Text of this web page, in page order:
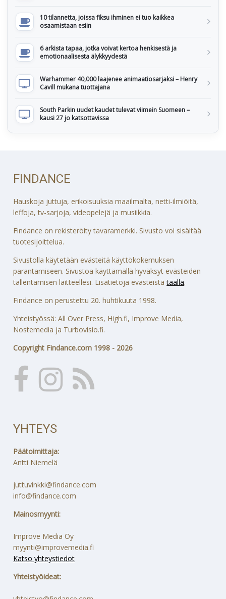
10 tilannetta, joissa fiksu ihminen ei tuo kaikkea
osaamistaan esiin
6 arkista tapaa, jotka voivat kertoa henkisestä ja
emotionaalisesta älykkyydestä
Warhammer 40,000 laajenee animaatiosarjaksi – Henry
Cavill mukana tuottajana
South Parkin uudet kaudet tulevat viimein Suomeen –
kausi 27 jo katsottavissa
FINDANCE
Hauskoja juttuja, erikoisuuksia maailmalta, netti-ilmiöitä,
leffoja, tv-sarjoja, videopelejä ja musiikkia.
Findance on rekisteröity tavaramerkki. Sivusto voi sisältää
tuotesijoittelua.
Sivustolla käytetään evästeitä käyttökokemuksen
parantamiseen. Sivustoa käyttämällä hyväksyt evästeiden
tallentamisen laitteellesi. Lisätietoja evästeistätäällä.
Findance on perustettu 20. huhtikuuta 1998.
Yhteistyössä: All Over Press, High.fi, Improve Media,
Nostemedia ja Turbovisio.fi.
Copyright Findance.com 1998 - 2026
YHTEYS
Päätoimittaja:
Antti Niemelä
juttuvinkki@findance.com
info@findance.com
Mainosmyynti:
Improve Media Oy
myynti@improvemedia.fi
Katso yhteystiedot
Yhteistyöideat: